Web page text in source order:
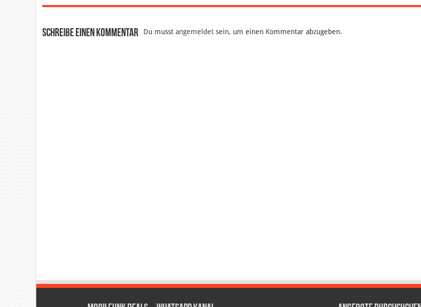
Schreibe einen Kommentar Du musst angemeldet sein, um einen Kommentar abzugeben.